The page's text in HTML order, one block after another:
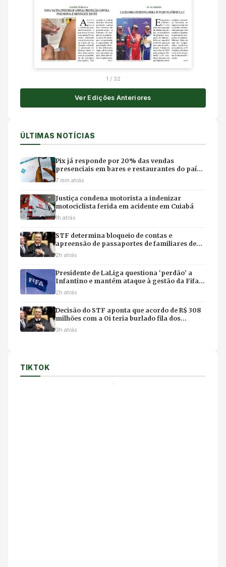
1 / 32
Ver Edições Anteriores
ÚLTIMAS NOTÍCIAS
Pix já responde por 20% das vendas
presenciais em bares e restaurantes do país,
aponta Abrasel
7 min atrás
Justiça condena motorista a indenizar
motociclista ferida em acidente em Cuiabá
1h atrás
STF determina bloqueio de contas e
apreensão de passaportes de familiares de
Mauro Mendes em investigação da PF
2h atrás
Presidente de LaLiga questiona ‘perdão’ a
Infantino e mantém ataque à gestão da Fifa
após crise
2h atrás
Decisão do STF aponta que acordo de R$ 308
milhões com a Oi teria burlado fila dos
precatórios
3h atrás
TIKTOK